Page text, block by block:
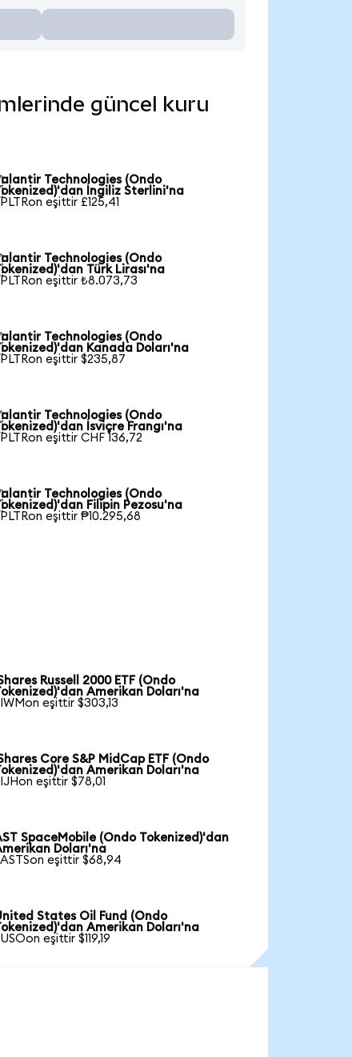
güncel kuru
Technologies (Ondo
İngiliz Sterlini'na
PLTRon eşittir £125,41
Technologies (Ondo
Türk Lirası'na
PLTRon eşittir ₺8.073,73
Technologies (Ondo
Kanada Doları'na
PLTRon eşittir $235,87
Technologies (Ondo
İsviçre Frangı'na
PLTRon eşittir CHF 136,72
Technologies (Ondo
Filipin Pezosu'na
PLTRon eşittir ₱10.295,68
Russell 2000 ETF (Ondo
Amerikan Doları'na
IWMon eşittir $303,13
Core S&P MidCap ETF (Ondo
Amerikan Doları'na
IJHon eşittir $78,01
SpaceMobile (Ondo Tokenized)'dan
Doları'na
ASTSon eşittir $68,94
States Oil Fund (Ondo
Amerikan Doları'na
USOon eşittir $119,19